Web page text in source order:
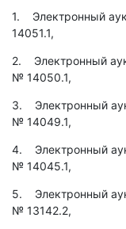
1. Электронный
14051.1,
2. Электронный
№ 14050.1,
3. Электронный
№ 14049.1,
4. Электронный
№ 14045.1,
5. Электронный
№ 13142.2,